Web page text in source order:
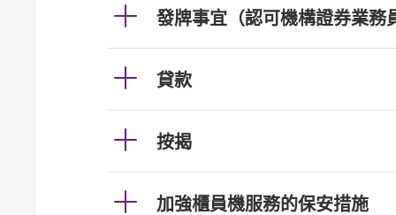
發牌事宜（認可機構證券業務
貸款
按揭
加強櫃員機服務的保安措施